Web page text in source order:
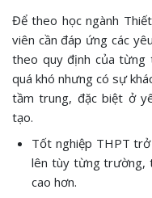
Để theo học ngành
viên cần đáp ứng các
theo quy định của từng
quá khó nhưng có sự
tầm trung, đặc biệt ở
tạo.
Tốt nghiệp THPT
lên tùy từng trường,
cao hơn.